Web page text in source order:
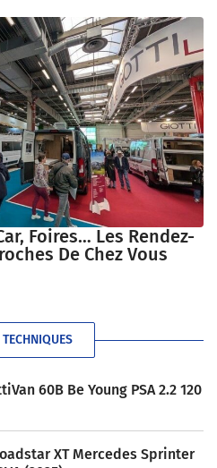
Foires… Les Rendez-
De Chez Vous
60B Be Young PSA 2.2 120
XT Mercedes Sprinter